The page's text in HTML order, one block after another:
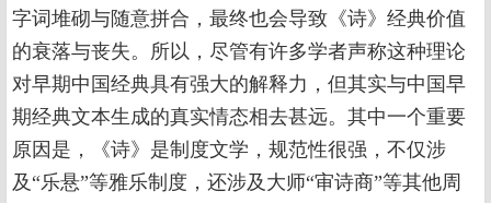
字词堆砌与随意拼合，最终也会导致《诗》经典价值
的衰落与丧失。所以，尽管有许多学者声称这种理论
对早期中国经典具有强大的解释力，但其实与中国早
期经典文本生成的真实情态相去甚远。其中一个重要
原因是，《诗》是制度文学，规范性很强，不仅涉
及“乐悬”等雅乐制度，还涉及大师“审诗商”等其他周